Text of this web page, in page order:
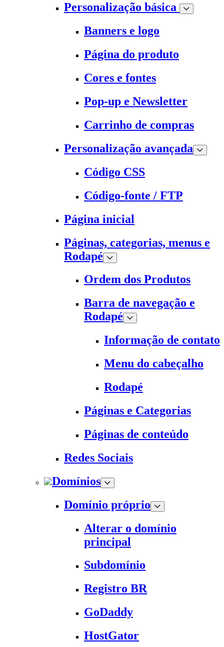
Personalização básica
Banners e logo
Página do produto
Cores e fontes
Pop-up e Newsletter
Carrinho de compras
Personalização avançada
Código CSS
Código-fonte / FTP
Página inicial
Páginas, categorias, menus e
Rodapé
Ordem dos Produtos
Barra de navegação e
Rodapé
Informação de contato
Menu do cabeçalho
Rodapé
Páginas e Categorias
Páginas de conteúdo
Redes Sociais
Domínios
Domínio próprio
Alterar o domínio
principal
Subdomínio
Registro BR
GoDaddy
HostGator